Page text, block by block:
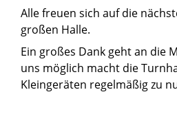
Alle freuen sich auf die
großen Halle.
Ein großes Dank geht an die
uns möglich macht die
Kleingeräten regelmäßig zu